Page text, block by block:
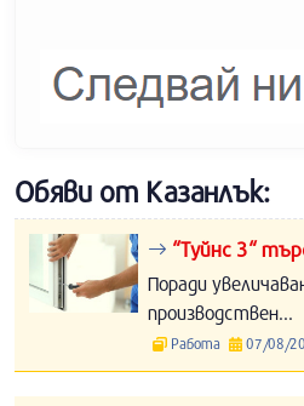
Обяви от Казанлък:
“Туйнс 3“
Поради
производствен...
Работа 07/08/